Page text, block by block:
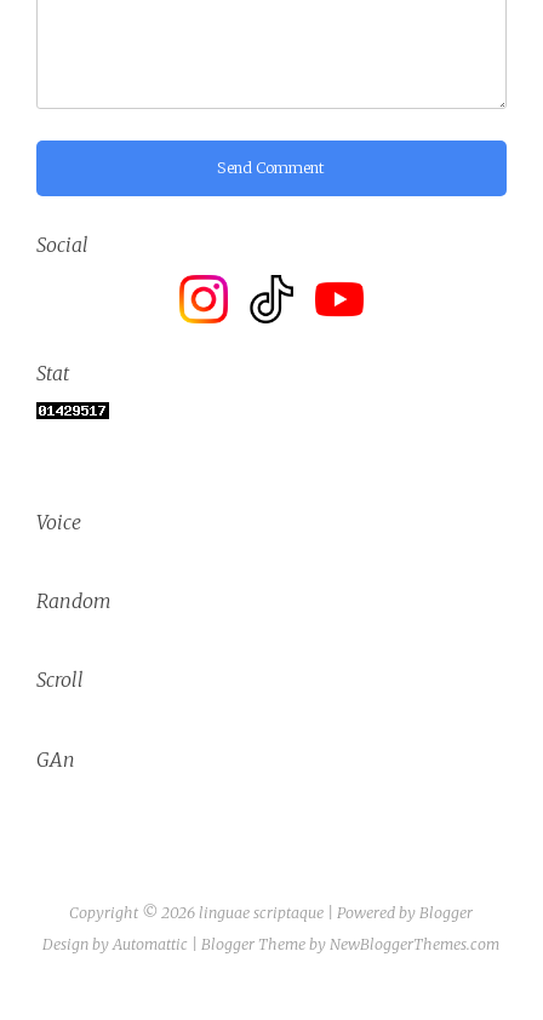
Send Comment
Social
Stat
Voice
Random
Scroll
GAn
Copyright © 2026 linguae scriptaque | Powered by Blogger
Design byAutomattic | Blogger Theme by NewBloggerThemes.com